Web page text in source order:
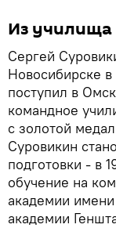
Из училища
Сергей
Новосибирске
поступил в
командное
с золотой
Суровикин
подготовки - в
обучение на
академии
академии